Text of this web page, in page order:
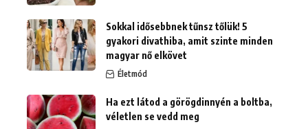
Sokkal idősebbnek tűnsz tőlük! 5
gyakori divathiba, amit szinte minden
magyar nő elkövet
Életmód
Ha ezt látod a görögdinnyén a boltba,
véletlen se vedd meg